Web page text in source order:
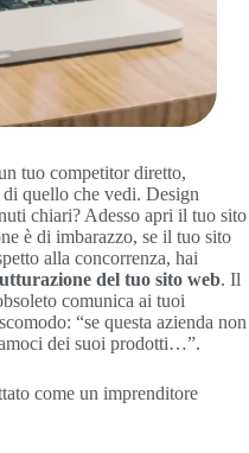
tuo competitor diretto,
quello che vedi. Design
chiari? Adesso apri il tuo sito
è di imbarazzo, se il tuo sito
alla concorrenza, hai
del tuo sito web. Il
comunica ai tuoi
“se questa azienda non
dei suoi prodotti…”.
come un imprenditore